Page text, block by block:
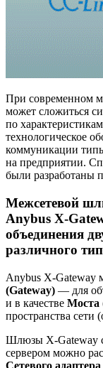
При современном
может сложиться
по
технологическое
коммуникации
на предприятии.
были разработаны
Межсетевой
Anybus X-
объединения
различного
Anybus X-Gateway
(Gateway) — для
и в качестве Моста
пространства сети
Шлюзы X-Gateway
сервером можно
Cетевого адаптера